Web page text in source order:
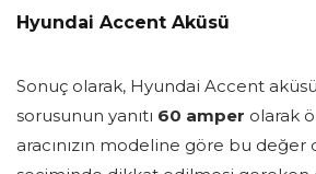
Hyundai Accent Aküsü
Sonuç olarak, Hyundai Accent
sorusunun yanıtı 60 amper olarak
aracınızın modeline göre bu değer